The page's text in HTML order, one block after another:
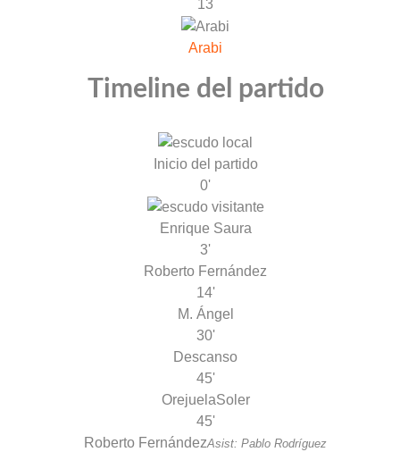
13
Arabi
Timeline del partido
Inicio del partido
0'
Enrique Saura
3'
Roberto Fernández
14'
M. Ángel
30'
Descanso
45'
OrejuelaSoler
45'
Roberto FernándezAsist: Pablo Rodríguez